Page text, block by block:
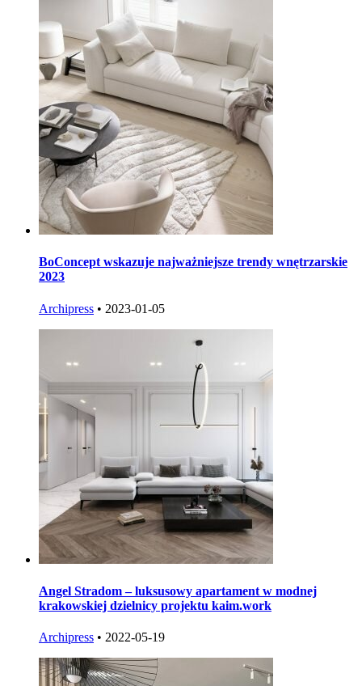
BoConcept wskazuje najważniejsze trendy wnętrzarskie
2023
Archipress • 2023-01-05
Angel Stradom – luksusowy apartament w modnej
krakowskiej dzielnicy projektu kaim.work
Archipress • 2022-05-19